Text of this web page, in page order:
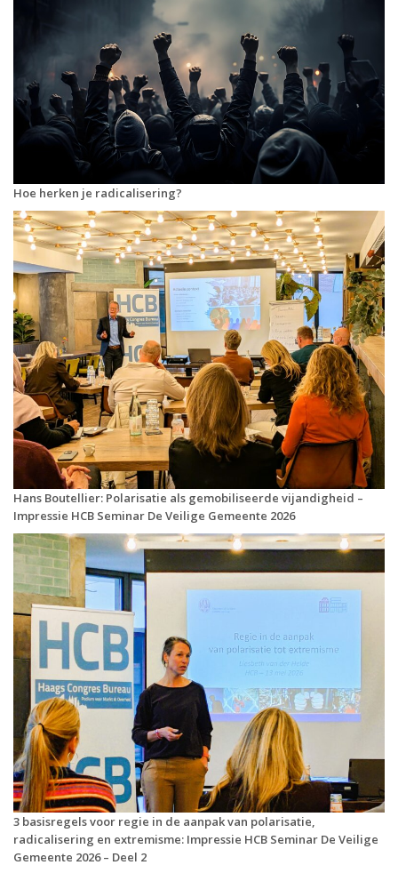
Hoe herken je radicalisering?
Hans Boutellier: Polarisatie als gemobiliseerde vijandigheid –
Impressie HCB Seminar De Veilige Gemeente 2026
3 basisregels voor regie in de aanpak van polarisatie,
radicalisering en extremisme: Impressie HCB Seminar De Veilige
Gemeente 2026 – Deel 2